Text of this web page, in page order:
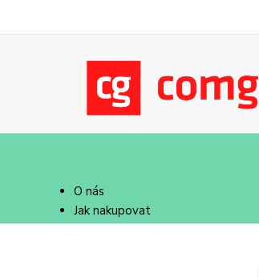
O nás
Jak nakupovat
Doprava a platba